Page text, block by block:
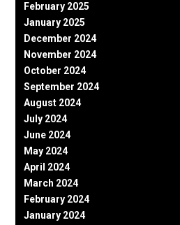
February 2025
January 2025
December 2024
November 2024
October 2024
September 2024
August 2024
July 2024
June 2024
May 2024
April 2024
March 2024
February 2024
January 2024